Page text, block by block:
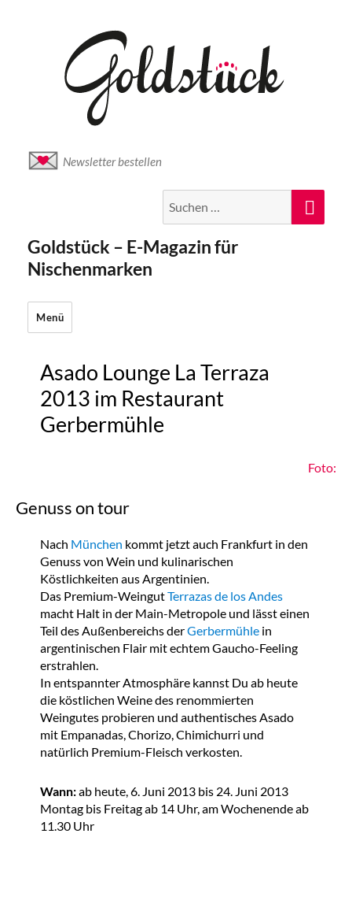
Newsletter bestellen
nach:
Goldstück – E-Magazin für
Nischenmarken
Menü
Asado Lounge La Terraza
2013 im Restaurant
Gerbermühle
Foto:
Genuss on tour
Nach München kommt jetzt auch Frankfurt in den
Genuss von Wein und kulinarischen
Köstlichkeiten aus Argentinien.
Das Premium-WeingutTerrazas de los Andes
macht Halt in der Main-Metropole und lässt einen
Teil des Außenbereichs derGerbermühle in
argentinischen Flair mit echtem Gaucho-Feeling
erstrahlen.
In entspannter Atmosphäre kannst Du ab heute
die köstlichen Weine des renommierten
Weingutes probieren und authentisches Asado
mit Empanadas, Chorizo, Chimichurri und
natürlich Premium-Fleisch verkosten.
Wann:ab heute, 6. Juni 2013 bis 24. Juni 2013
Montag bis Freitag ab 14 Uhr, am Wochenende ab
11.30 Uhr